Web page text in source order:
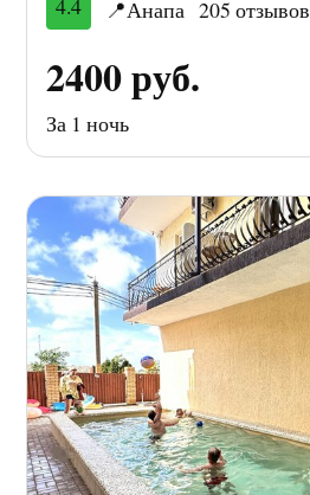
4.4 📍Анапа 205 отзывов
2400 руб.
За 1 ночь